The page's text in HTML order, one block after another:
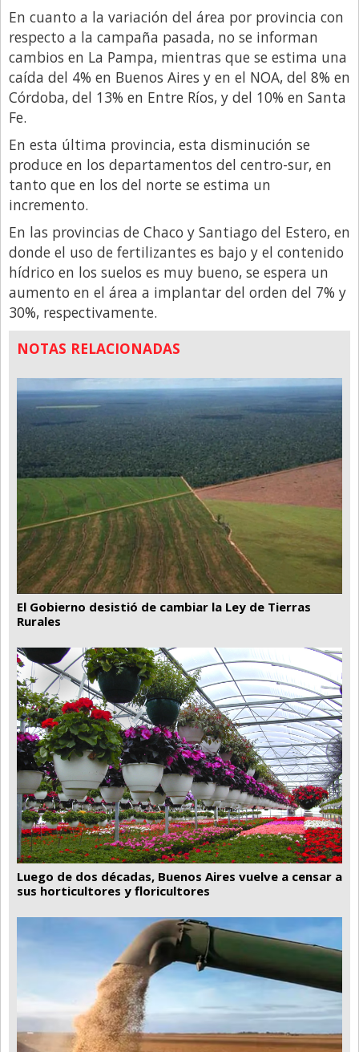
En cuanto a la variación del área por provincia con
respecto a la campaña pasada, no se informan
cambios en La Pampa, mientras que se estima una
caída del 4% en Buenos Aires y en el NOA, del 8% en
Córdoba, del 13% en Entre Ríos, y del 10% en Santa
Fe.
En esta última provincia, esta disminución se
produce en los departamentos del centro-sur, en
tanto que en los del norte se estima un
incremento.
En las provincias de Chaco y Santiago del Estero, en
donde el uso de fertilizantes es bajo y el contenido
hídrico en los suelos es muy bueno, se espera un
aumento en el área a implantar del orden del 7% y
30%, respectivamente.
NOTAS RELACIONADAS
El Gobierno desistió de cambiar la Ley de Tierras
Rurales
Luego de dos décadas, Buenos Aires vuelve a censar a
sus horticultores y floricultores